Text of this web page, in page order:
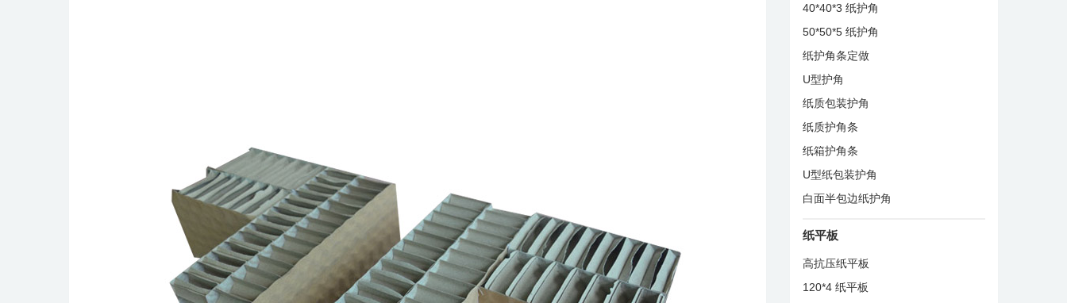
40*40*3 纸护角
50*50*5 纸护角
纸护角条定做
U型护角
纸质包装护角
纸质护角条
纸箱护角条
U型纸包装护角
白面半包边纸护角
纸平板
高抗压纸平板
120*4 纸平板